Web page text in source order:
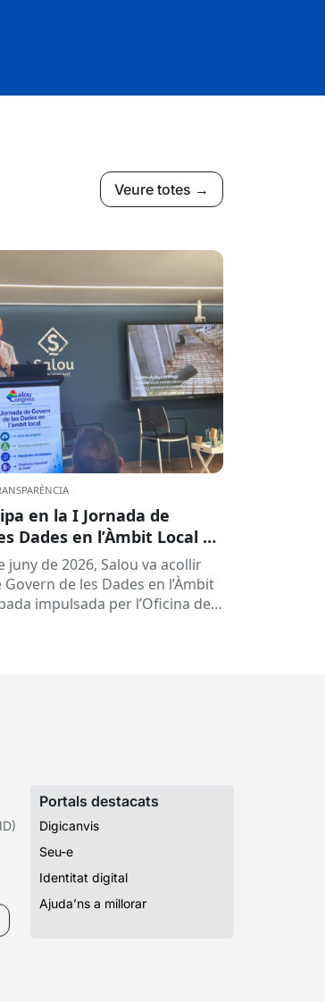
Veure totes →
en la I Jornada de
Dades en l’Àmbit Local a
juny de 2026, Salou va acollir
Govern de les Dades en l’Àmbit
impulsada per l’Oficina de
Portals destacats
Digicanvis
Seu-e
Identitat digital
Ajuda’ns a millorar